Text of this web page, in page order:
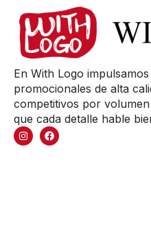
En With Logo
promocionales de alta
competitivos por
que cada detalle hable